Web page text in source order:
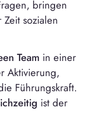
bringen
sozialen
Team in einer
Aktivierung,
Führungskraft.
ist der